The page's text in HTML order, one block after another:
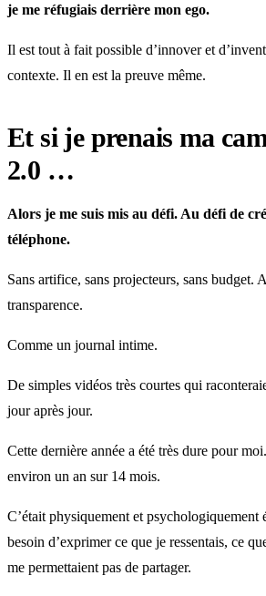
je me réfugiais derrière mon ego.
Il est tout à fait possible d’innover et
contexte. Il en est la preuve même.
Et si je prenais ma
2.0 …
Alors je me suis mis au défi. Au défi de
téléphone.
Sans artifice, sans projecteurs, sans budget.
transparence.
Comme un journal intime.
De simples vidéos très courtes qui
jour après jour.
Cette dernière année a été très dure pour
environ un an sur 14 mois.
C’était physiquement et psychologiquement
besoin d’exprimer ce que je ressentais, ce
me permettaient pas de partager.